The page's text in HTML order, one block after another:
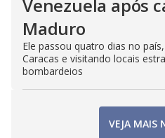
Venezuela após
Maduro
Ele passou quatro dias no
Caracas e visitando locais
bombardeios
VEJA MAIS